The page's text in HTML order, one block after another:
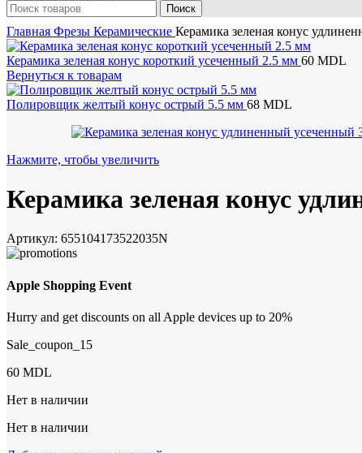
Поиск
Главная Фрезы Керамические Керамика зеленая конус
Керамика зеленая конус короткий усеченный 2.5 мм 60 MDL
Вернуться к товарам
Полировщик желтый конус острый 5.5 мм 68 MDL
Нажмите, чтобы увеличить
Керамика зеленая конус
Артикул: 655104173522035N
Apple Shopping Event
Hurry and get discounts on all Apple devices up to 20%
Sale_coupon_15
60 MDL
Нет в наличии
Нет в наличии